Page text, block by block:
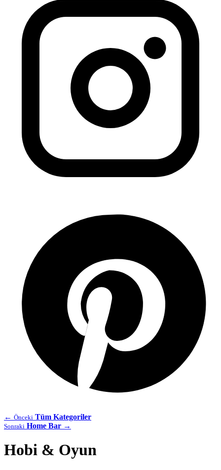
← Önceki Tüm Kategoriler
Sonraki Home Bar →
Hobi & Oyun